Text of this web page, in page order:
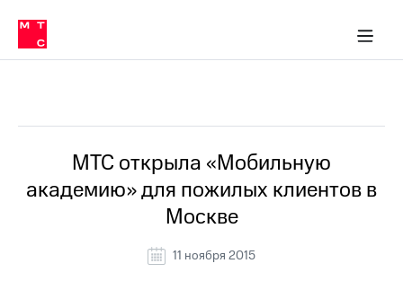
Медиа-центр
и акционерам
Устойчивое развитие
Комплаенс и деловая этика
компании
Карьера
История
компании
в МТС
Пресс-
релизы
о технологиях
МТС открыла «Мобильную
академию» для пожилых клиентов в
Москве
11 ноября 2015